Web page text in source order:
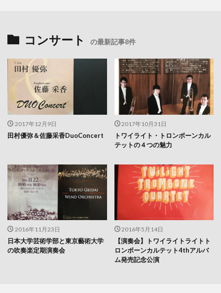
コンサート の最新記事8件
2017年12月9日
田村優弥＆佐藤采香DuoConcert
2017年10月31日
トワイライト・トロンボーンカル
テットの４つの魅力
2016年11月23日
日本大学芸術学部と東京藝術大学
の吹奏楽定期演奏会
2016年5月14日
【演奏会】トワイライトライトト
ロンボーンカルテット4thアルバ
ム発売記念公演